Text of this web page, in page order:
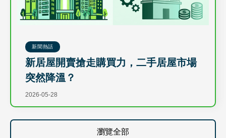
新聞熱話
新居屋開賣搶走購買力，二手居屋市場
突然降溫？
2026-05-28
瀏覽全部